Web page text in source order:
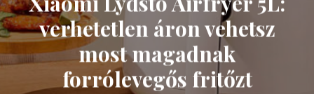
verhetetlen áron vehetsz
most magadnak
forrólevegős fritőzt